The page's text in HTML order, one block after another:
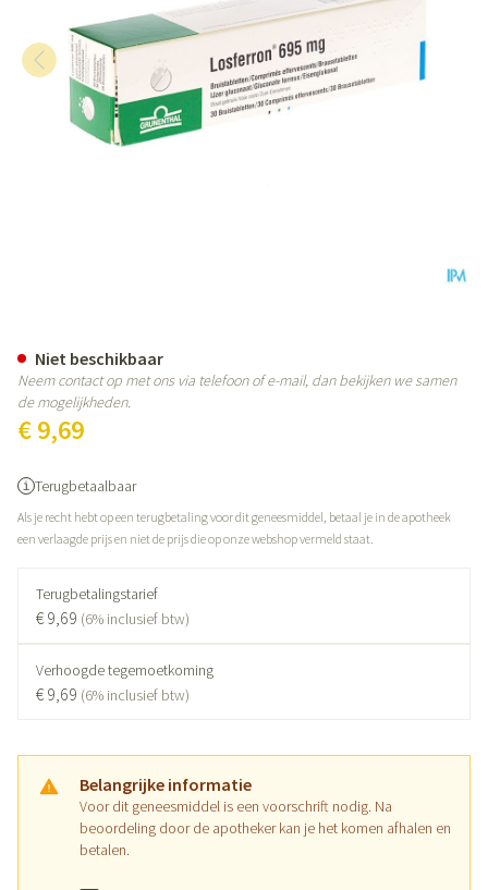
€ 9,69
Terugbetaalbaar
Als je recht hebt op een terugbetaling voor dit geneesmiddel, betaal je in de apotheek
een verlaagde prijs en niet de prijs die op onze webshop vermeld staat.
Terugbetalingstarief
€ 9,69 (6% inclusief btw)
Verhoogde tegemoetkoming
€ 9,69 (6% inclusief btw)
Belangrijke informatie
Voor dit geneesmiddel is een voorschrift nodig. Na
beoordeling door de apotheker kan je het komen afhalen en
betalen.
Niet beschikbaar
Neem contact op met ons via telefoon of e-mail, dan bekijken we samen
de mogelijkheden.